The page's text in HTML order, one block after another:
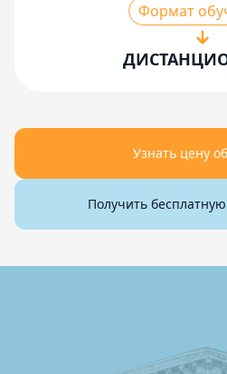
Формат
Узнать цену
Получить